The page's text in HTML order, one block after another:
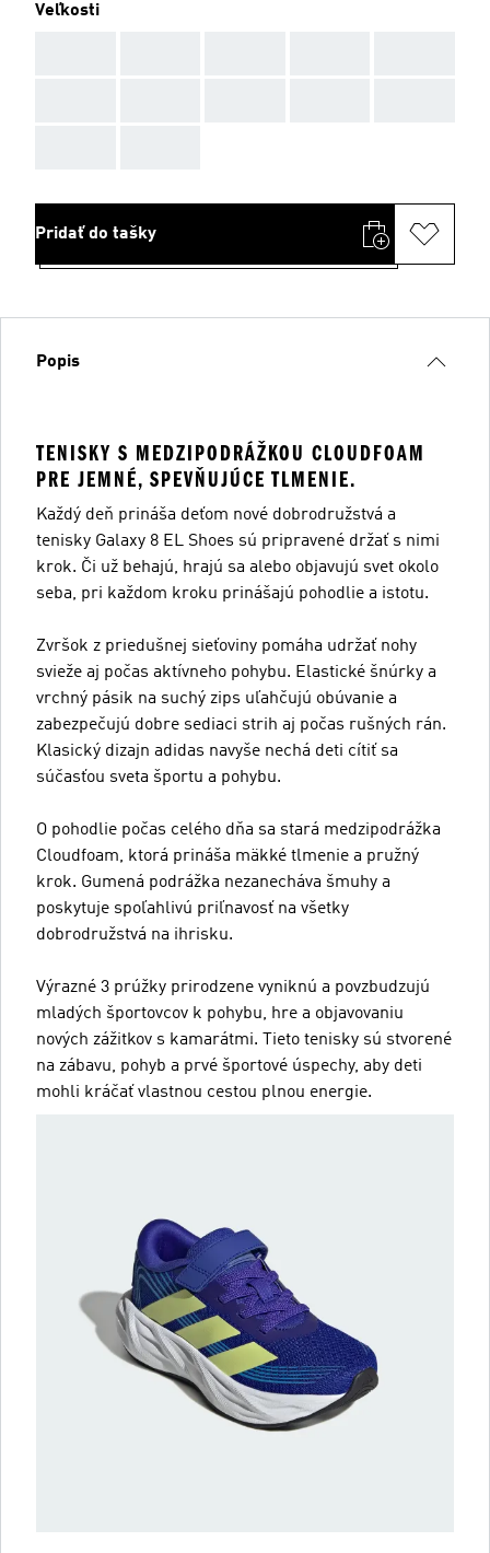
Veľkosti
Pridať do tašky
Popis
TENISKY S MEDZIPODRÁŽKOU CLOUDFOAM
PRE JEMNÉ, SPEVŇUJÚCE TLMENIE.
Každý deň prináša deťom nové dobrodružstvá a
tenisky Galaxy 8 EL Shoes sú pripravené držať s nimi
krok. Či už behajú, hrajú sa alebo objavujú svet okolo
seba, pri každom kroku prinášajú pohodlie a istotu.
Zvršok z priedušnej sieťoviny pomáha udržať nohy
svieže aj počas aktívneho pohybu. Elastické šnúrky a
vrchný pásik na suchý zips uľahčujú obúvanie a
zabezpečujú dobre sediaci strih aj počas rušných rán.
Klasický dizajn adidas navyše nechá deti cítiť sa
súčasťou sveta športu a pohybu.
O pohodlie počas celého dňa sa stará medzipodrážka
Cloudfoam, ktorá prináša mäkké tlmenie a pružný
krok. Gumená podrážka nezanecháva šmuhy a
poskytuje spoľahlivú priľnavosť na všetky
dobrodružstvá na ihrisku.
Výrazné 3 prúžky prirodzene vyniknú a povzbudzujú
mladých športovcov k pohybu, hre a objavovaniu
nových zážitkov s kamarátmi. Tieto tenisky sú stvorené
na zábavu, pohyb a prvé športové úspechy, aby deti
mohli kráčať vlastnou cestou plnou energie.